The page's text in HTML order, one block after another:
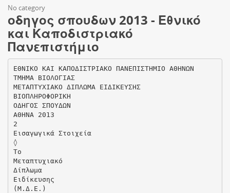
No category
οδηγος σπουδων 2013 - Εθνικό
και Καποδιστριακό
Πανεπιστήμιο
ΕΘΝΙΚΟ ΚΑΙ ΚΑΠΟΔΙΣΤΡΙΑΚΟ ΠΑΝΕΠΙΣΤΗΜΙΟ ΑΘΗΝΩΝ
ΤΜΗΜΑ ΒΙΟΛΟΓΙΑΣ
ΜΕΤΑΠΤΥΧΙΑΚΟ ΔΙΠΛΩΜΑ ΕΙΔΙΚΕΥΣΗΣ
ΒΙΟΠΛΗΡΟΦΟΡΙΚΗ
ΟΔΗΓΟΣ ΣΠΟΥΔΩΝ
ΑΘΗΝΑ 2013
2
Εισαγωγικά Στοιχεία
◊
To
Mεταπτυχιακό
Δίπλωμα
Ειδίκευσης
(Μ.Δ.Ε.)